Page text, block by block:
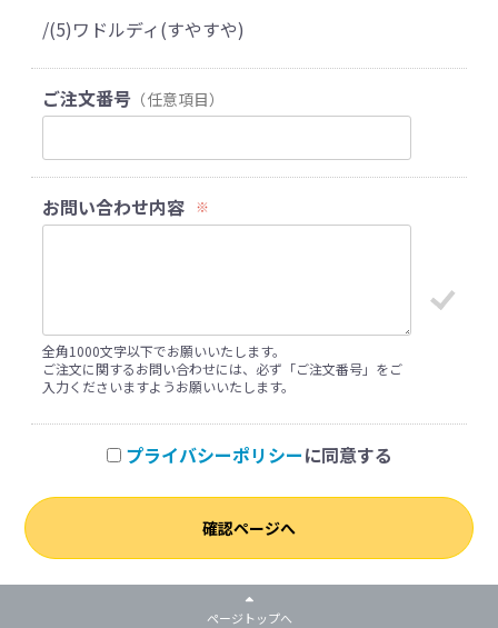
/(5)ワドルディ(すやすや)
ご注文番号 （任意項目）
お問い合わせ内容 ※
全角1000文字以下でお願いいたします。
ご注文に関するお問い合わせには、必ず「ご注文番号」をご
入力くださいますようお願いいたします。
プライバシーポリシーに同意する
確認ページへ
ページトップへ